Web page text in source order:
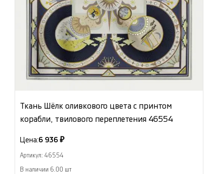
Ткань Шёлк оливкового цвета с принтом
корабли, твилового переплетения 46554
Цена:6 936 ₽
Артикул: 46554
В наличии 6.00 шт